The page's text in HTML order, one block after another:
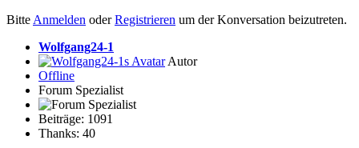
Bitte Anmelden oderRegistrieren um der Konversation beizutreten.
Wolfgang24-1
Autor
Offline
Forum Spezialist
Beiträge: 1091
Thanks: 40